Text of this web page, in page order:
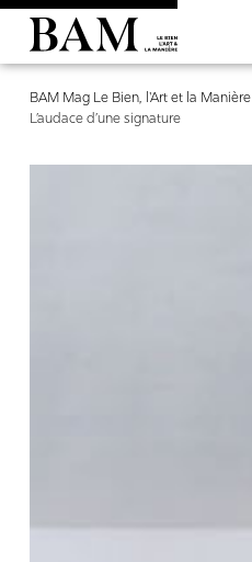
BAM Mag Le Bien, l'Art et la Manière
L’audace d’une signature